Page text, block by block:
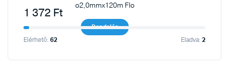
o2,0mmx120m Flo
Rendelés
1 372 Ft
Elérhető: 62 Eladva:2